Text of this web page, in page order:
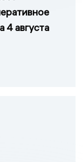
4 августа